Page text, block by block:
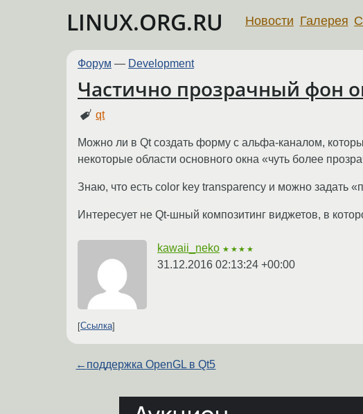
LINUX.ORG.RU Новости Галерея
Форум — Development
Частично прозрачный фон
qt
Можно ли в Qt создать форму с альфа-каналом,
некоторые области основного окна «чуть более
Знаю, что есть color key transparency и можно задать
Интересует не Qt-шный композитинг виджетов, в
kawaii_neko ★★★★
31.12.2016 02:13:24 +00:00
Ссылка
← поддержка OpenGL в Qt5